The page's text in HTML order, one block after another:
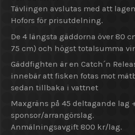
Tävlingen avslutas med att
Hofors för prisutdelning.
De 4 längsta gäddorna över 80
75 cm) och högst totalsumma
Gäddfighten är en Catch´n
innebär att fisken fotas mot
sedan tillbaka i vattnet
Maxgräns på 45 deltagande lag
sponsor/arrangörslag.
Anmälningsavgift 800 kr/lag.